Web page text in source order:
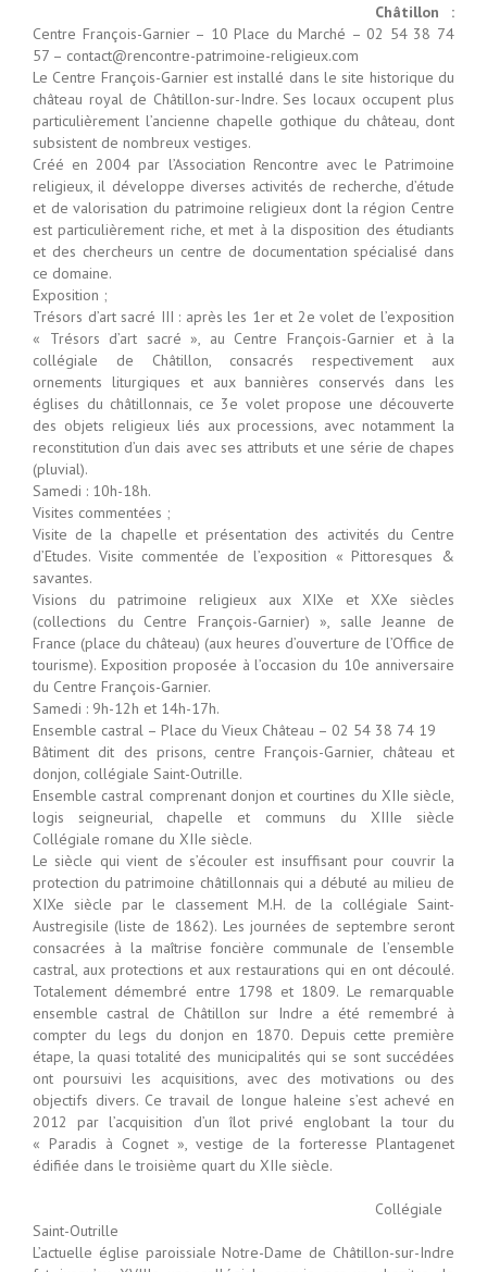
Châtillon :
Centre François-Garnier – 10 Place du Marché – 02 54 38 74
57 – contact@rencontre-patrimoine-religieux.com
Le Centre François-Garnier est installé dans le site historique du
château royal de Châtillon-sur-Indre. Ses locaux occupent plus
particulièrement l’ancienne chapelle gothique du château, dont
subsistent de nombreux vestiges.
Créé en 2004 par l’Association Rencontre avec le Patrimoine
religieux, il développe diverses activités de recherche, d’étude
et de valorisation du patrimoine religieux dont la région Centre
est particulièrement riche, et met à la disposition des étudiants
et des chercheurs un centre de documentation spécialisé dans
ce domaine.
Exposition ;
Trésors d’art sacré III : après les 1er et 2e volet de l’exposition
« Trésors d’art sacré », au Centre François-Garnier et à la
collégiale de Châtillon, consacrés respectivement aux
ornements liturgiques et aux bannières conservés dans les
églises du châtillonnais, ce 3e volet propose une découverte
des objets religieux liés aux processions, avec notamment la
reconstitution d’un dais avec ses attributs et une série de chapes
(pluvial).
Samedi : 10h-18h.
Visites commentées ;
Visite de la chapelle et présentation des activités du Centre
d’Etudes. Visite commentée de l’exposition « Pittoresques &
savantes.
Visions du patrimoine religieux aux XIXe et XXe siècles
(collections du Centre François-Garnier) », salle Jeanne de
France (place du château) (aux heures d’ouverture de l’Office de
tourisme). Exposition proposée à l’occasion du 10e anniversaire
du Centre François-Garnier.
Samedi : 9h-12h et 14h-17h.
Ensemble castral – Place du Vieux Château – 02 54 38 74 19
Bâtiment dit des prisons, centre François-Garnier, château et
donjon, collégiale Saint-Outrille.
Ensemble castral comprenant donjon et courtines du XIIe siècle,
logis seigneurial, chapelle et communs du XIIIe siècle
Collégiale romane du XIIe siècle.
Le siècle qui vient de s’écouler est insuffisant pour couvrir la
protection du patrimoine châtillonnais qui a débuté au milieu de
XIXe siècle par le classement M.H. de la collégiale Saint-
Austregisile (liste de 1862). Les journées de septembre seront
consacrées à la maîtrise foncière communale de l’ensemble
castral, aux protections et aux restaurations qui en ont découlé.
Totalement démembré entre 1798 et 1809. Le remarquable
ensemble castral de Châtillon sur Indre a été remembré à
compter du legs du donjon en 1870. Depuis cette première
étape, la quasi totalité des municipalités qui se sont succédées
ont poursuivi les acquisitions, avec des motivations ou des
objectifs divers. Ce travail de longue haleine s’est achevé en
2012 par l’acquisition d’un îlot privé englobant la tour du
« Paradis à Cognet », vestige de la forteresse Plantagenet
édifiée dans le troisième quart du XIIe siècle.
Collégiale
Saint-Outrille
L’actuelle église paroissiale Notre-Dame de Châtillon-sur-Indre